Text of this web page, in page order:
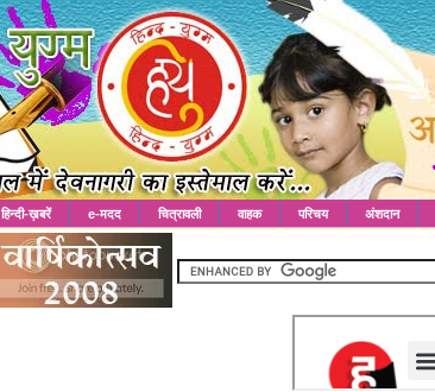
हिन्दी-ख़बरें e-मदद चित्रावली वाहक परिचय अंशदान